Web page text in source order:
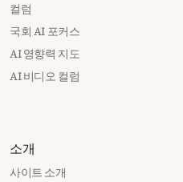
컬럼
국회 AI 포커스
AI 영향력 지도
AI 비디오 컬럼
소개
사이트 소개